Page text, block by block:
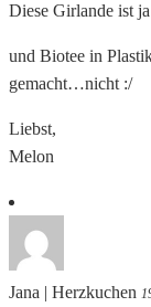
Diese Girlande ist
und Biotee in
gemacht…nicht :/
Liebst,
Melon
Jana | Herzkuchen